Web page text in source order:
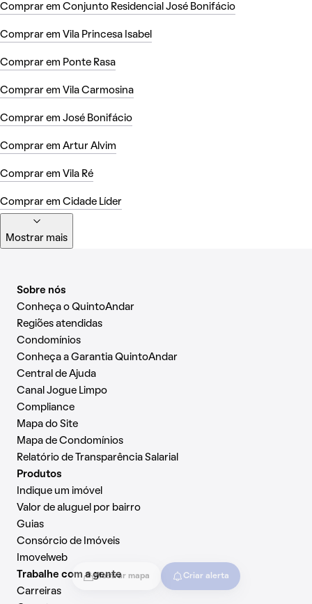
Mostrar mapa Criar alerta
Comprar em Conjunto Residencial José Bonifácio
Comprar em Vila Princesa Isabel
Comprar em Ponte Rasa
Comprar em Vila Carmosina
Comprar em José Bonifácio
Comprar em Artur Alvim
Comprar em Vila Ré
Comprar em Cidade Líder
Mostrar mais
Sobre nós
Conheça o QuintoAndar
Regiões atendidas
Condomínios
Conheça a Garantia QuintoAndar
Central de Ajuda
Canal Jogue Limpo
Compliance
Mapa do Site
Mapa de Condomínios
Relatório de Transparência Salarial
Produtos
Indique um imóvel
Valor de aluguel por bairro
Guias
Consórcio de Imóveis
Imovelweb
Trabalhe com a gente
Carreiras